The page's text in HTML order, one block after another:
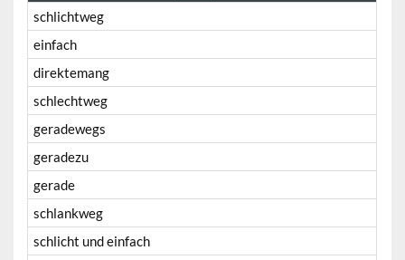
schlichtweg
einfach
direktemang
schlechtweg
geradewegs
geradezu
gerade
schlankweg
schlicht und einfach